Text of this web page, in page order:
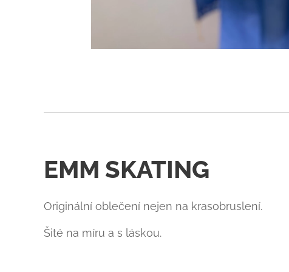
EMM SKATING
Originální oblečení nejen na krasobruslení.
Šité na míru a s láskou.